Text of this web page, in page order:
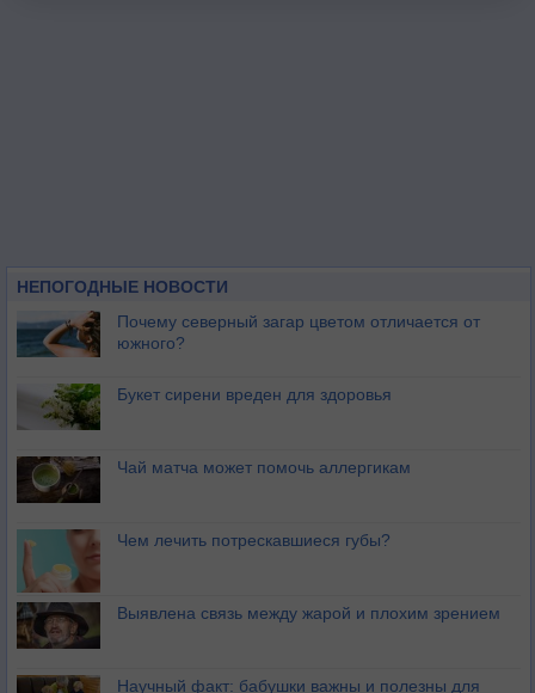
НЕПОГОДНЫЕ НОВОСТИ
Почему северный загар цветом отличается от
южного?
Букет сирени вреден для здоровья
Чай матча может помочь аллергикам
Чем лечить потрескавшиеся губы?
Выявлена связь между жарой и плохим зрением
Научный факт: бабушки важны и полезны для